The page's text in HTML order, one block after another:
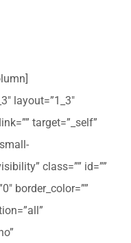
layout=”1_3″
target=”_self”
class=”” id=””
border_color=””